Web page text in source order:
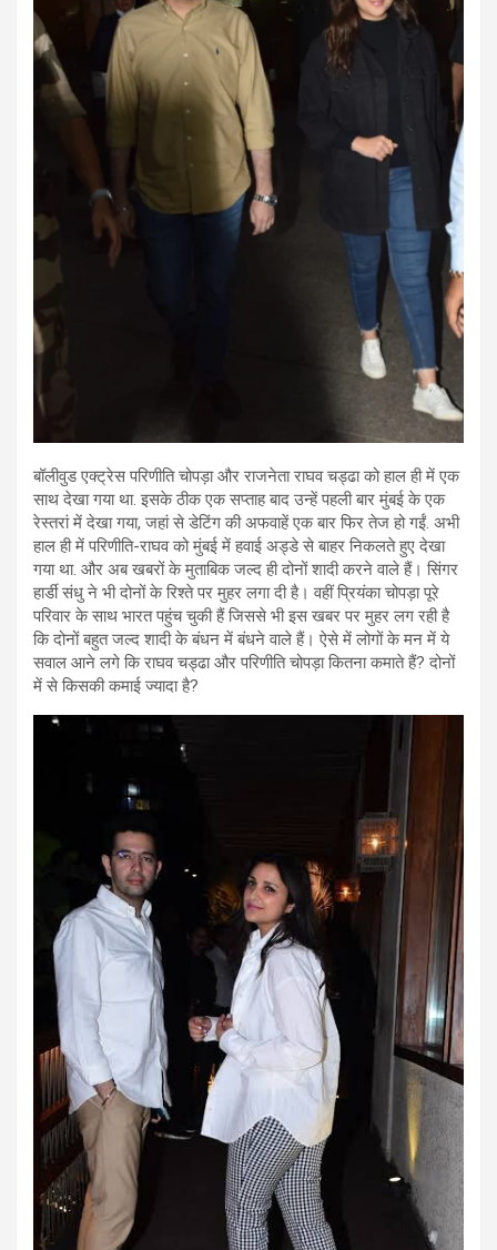
बॉलीवुड एक्ट्रेस परिणीति चोपड़ा और राजनेता राघव चड्ढा को हाल ही में एक
साथ देखा गया था. इसके ठीक एक सप्ताह बाद उन्हें पहली बार मुंबई के एक
रेस्तरां में देखा गया, जहां से डेटिंग की अफवाहें एक बार फिर तेज हो गईं. अभी
हाल ही में परिणीति-राघव को मुंबई में हवाई अड्डे से बाहर निकलते हुए देखा
गया था. और अब खबरों के मुताबिक जल्द ही दोनों शादी करने वाले हैं। सिंगर
हार्डी संधु ने भी दोनों के रिश्ते पर मुहर लगा दी है। वहीं प्रियंका चोपड़ा पूरे
परिवार के साथ भारत पहुंच चुकी हैं जिससे भी इस खबर पर मुहर लग रही है
कि दोनों बहुत जल्द शादी के बंधन में बंधने वाले हैं। ऐसे में लोगों के मन में ये
सवाल आने लगे कि राघव चड्ढा और परिणीति चोपड़ा कितना कमाते हैं? दोनों
में से किसकी कमाई ज्यादा है?